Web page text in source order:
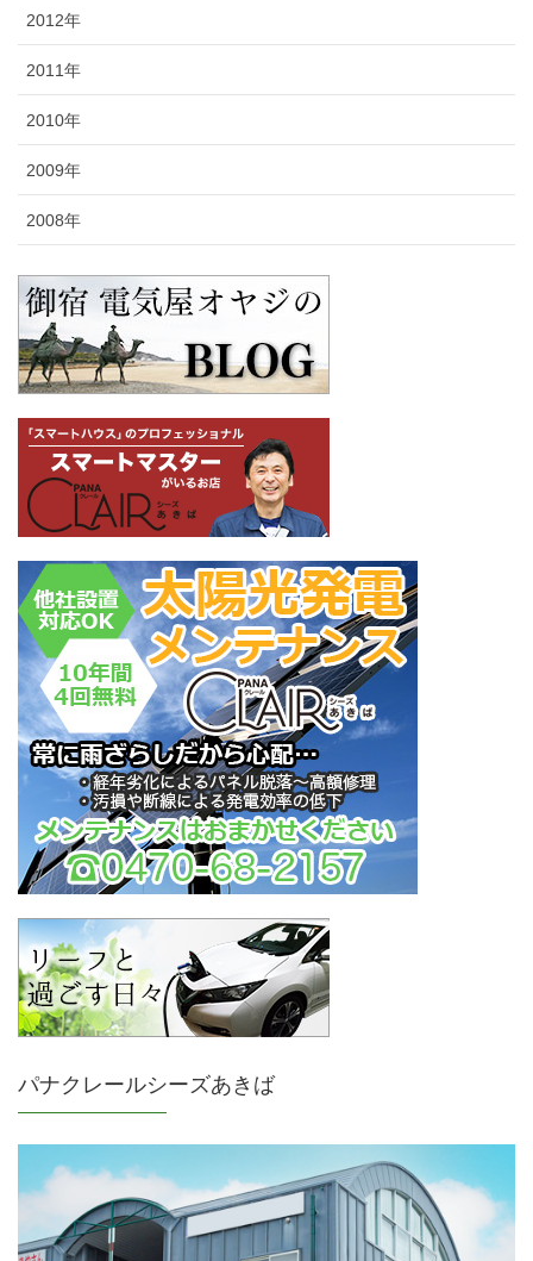
2012年
2011年
2010年
2009年
2008年
パナクレールシーズあきば